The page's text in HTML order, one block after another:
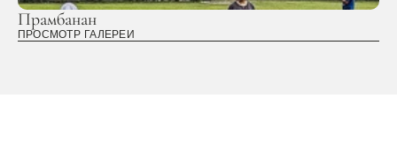
Прамбанан
ПРОСМОТР ГАЛЕРЕИ